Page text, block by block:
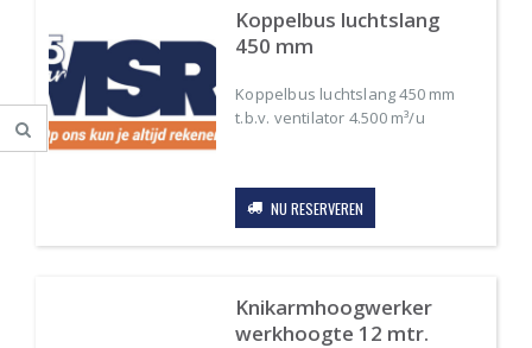
Koppelbus luchtslang
450 mm
Koppelbus luchtslang 450 mm
t.b.v. ventilator 4.500 m³/u
was:
€2.89.
is:
€1.16.NU RESERVEREN
Knikarmhoogwerker
werkhoogte 12 mtr.